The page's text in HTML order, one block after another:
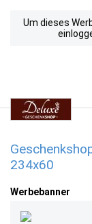
Um dieses
234x60
Werbebanner